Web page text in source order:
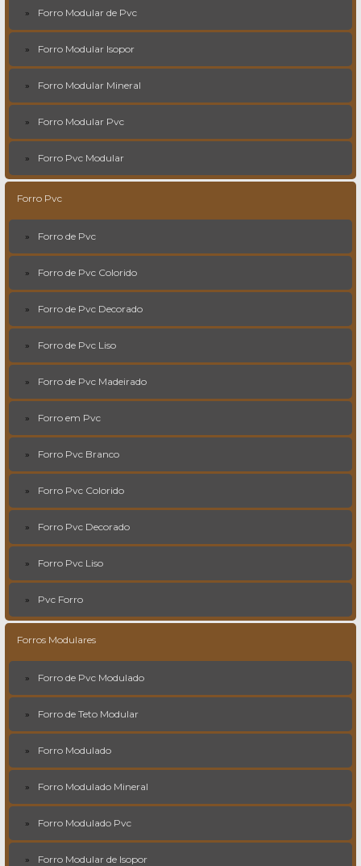
Forro Modular de Pvc
Forro Modular Isopor
Forro Modular Mineral
Forro Modular Pvc
Forro Pvc Modular
Forro Pvc
Forro de Pvc
Forro de Pvc Colorido
Forro de Pvc Decorado
Forro de Pvc Liso
Forro de Pvc Madeirado
Forro em Pvc
Forro Pvc Branco
Forro Pvc Colorido
Forro Pvc Decorado
Forro Pvc Liso
Pvc Forro
Forros Modulares
Forro de Pvc Modulado
Forro de Teto Modular
Forro Modulado
Forro Modulado Mineral
Forro Modulado Pvc
Forro Modular de Isopor